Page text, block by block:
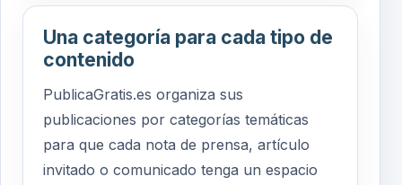
Una categoría para cada tipo de
contenido
PublicaGratis.es organiza sus
publicaciones por categorías temáticas
para que cada nota de prensa, artículo
invitado o comunicado tenga un espacio